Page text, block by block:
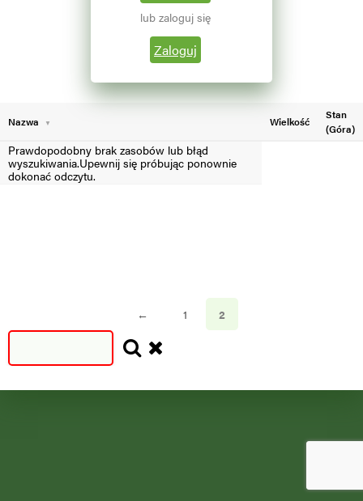
lub zaloguj się
Zaloguj
Wybierz nazwę rośliny 1
Nazwa Wielkość
Stan
(Góra)
Prawdopodobny brak zasobów lub błąd
wyszukiwania.Upewnij się próbując ponownie
dokonać odczytu.
← 1 2